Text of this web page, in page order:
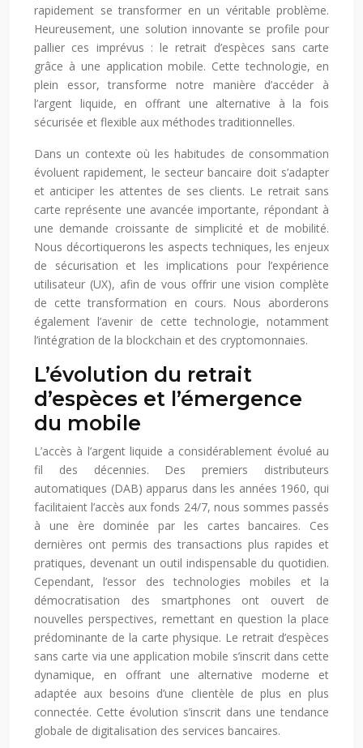
rapidement se transformer en un véritable problème.
Heureusement, une solution innovante se profile pour
pallier ces imprévus : le retrait d’espèces sans carte
grâce à une application mobile. Cette technologie, en
plein essor, transforme notre manière d’accéder à
l’argent liquide, en offrant une alternative à la fois
sécurisée et flexible aux méthodes traditionnelles.
Dans un contexte où les habitudes de consommation
évoluent rapidement, le secteur bancaire doit s’adapter
et anticiper les attentes de ses clients. Le retrait sans
carte représente une avancée importante, répondant à
une demande croissante de simplicité et de mobilité.
Nous décortiquerons les aspects techniques, les enjeux
de sécurisation et les implications pour l’expérience
utilisateur (UX), afin de vous offrir une vision complète
de cette transformation en cours. Nous aborderons
également l’avenir de cette technologie, notamment
l’intégration de la blockchain et des cryptomonnaies.
L’évolution du retrait
d’espèces et l’émergence
du mobile
L’accès à l’argent liquide a considérablement évolué au
fil des décennies. Des premiers distributeurs
automatiques (DAB) apparus dans les années 1960, qui
facilitaient l’accès aux fonds 24/7, nous sommes passés
à une ère dominée par les cartes bancaires. Ces
dernières ont permis des transactions plus rapides et
pratiques, devenant un outil indispensable du quotidien.
Cependant, l’essor des technologies mobiles et la
démocratisation des smartphones ont ouvert de
nouvelles perspectives, remettant en question la place
prédominante de la carte physique. Le retrait d’espèces
sans carte via une application mobile s’inscrit dans cette
dynamique, en offrant une alternative moderne et
adaptée aux besoins d’une clientèle de plus en plus
connectée. Cette évolution s’inscrit dans une tendance
globale de digitalisation des services bancaires.